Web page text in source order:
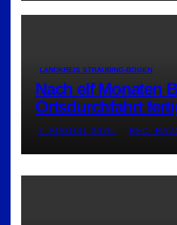
LANDKREIS STRAUBING-BOGEN
Nach elf Monaten
Ortsdurchfahrt
7. AUGUST 2026